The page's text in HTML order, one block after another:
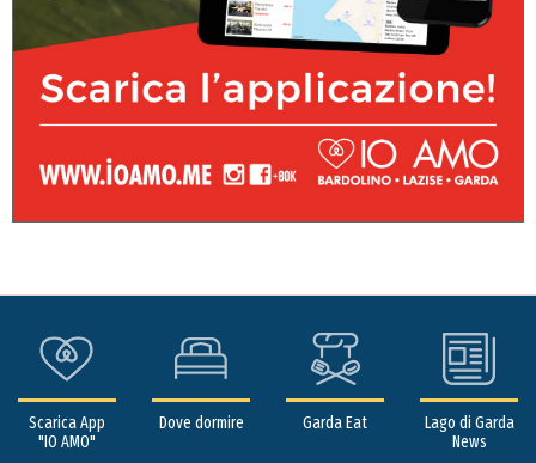
Scarica App
"IO AMO"
Dove dormire Garda Eat
Lago di Garda
News